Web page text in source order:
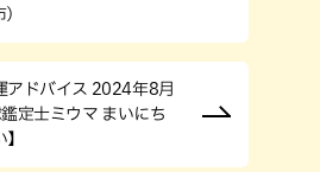
アドバイス 2024年8月
定士ミウマ まいにち